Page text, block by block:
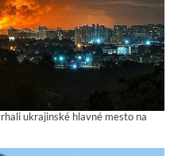
ukrajinské hlavné mesto na